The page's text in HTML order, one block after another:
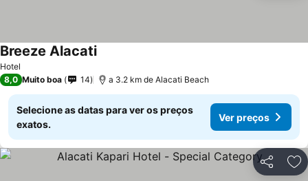
Hotel
Breeze AlacatiVer preços
8,0 Muito boa 14 a 3.2 km de Alacati Beach
Selecione as datas para ver os preços
exatos.
Ver preços
Partilhar